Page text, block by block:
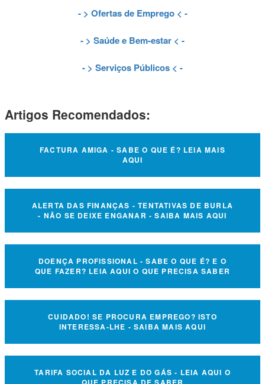
- > Ofertas de Emprego< -
- > Saúde e Bem-estar < -
- > Serviços Públicos < -
Artigos Recomendados:
FACTURA AMIGA - SABE O QUE É? LEIA MAIS
AQUI
ALERTA DAS FINANÇAS - TENTATIVAS DE BURLA
- NÃO SE DEIXE ENGANAR - SAIBA MAIS AQUI
DOENÇA PROFISSIONAL - SABE O QUE É? E O
QUE FAZER? LEIA AQUI O QUE PRECISA SABER
CUIDADO! SE PROCURA EMPREGO? ISTO
INTERESSA-LHE - SAIBA MAIS AQUI
TARIFA SOCIAL DA LUZ E DO GÁS - LEIA AQUI O